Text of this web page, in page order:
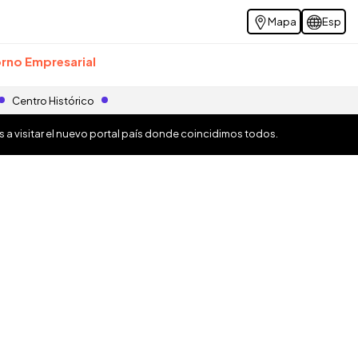
Mapa Esp
Empresarial
Centro Histórico
a visitar el nuevo portal país donde coincidimos todos.